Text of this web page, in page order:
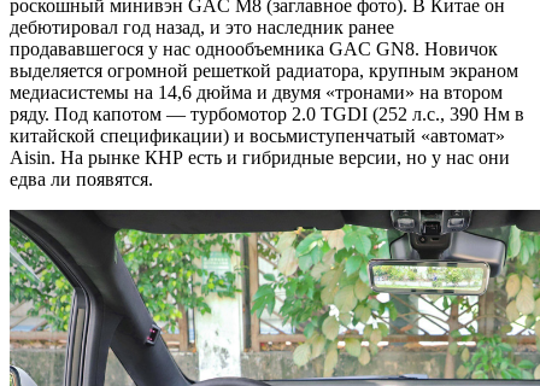
роскошный минивэн GAC M8 (заглавное фото). В Китае он
дебютировал год назад, и это наследник ранее
продававшегося у нас однообъемника GAC GN8. Новичок
выделяется огромной решеткой радиатора, крупным экраном
медиасистемы на 14,6 дюйма и двумя «тронами» на втором
ряду. Под капотом — турбомотор 2.0 TGDI (252 л.с., 390 Нм в
китайской спецификации) и восьмиступенчатый «автомат»
Aisin. На рынке КНР есть и гибридные версии, но у нас они
едва ли появятся.